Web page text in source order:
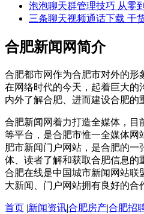
泡泡聊天群管理技巧 从零
三条聊天视频通话下载 干
合肥新闻网简介
合肥都市网作为合肥市对外的形
在网络时代的今天，起着巨大的
内外了解合肥、进而建设合肥的
合肥新闻网着力打造全媒体，目
等平台，是合肥市惟一全媒体网
肥市新闻门户网站，是合肥的
体、读者了解和获取合肥信息的
合肥在线是中国城市新闻网站联
大新闻、门户网站拥有良好的合
首页 |新闻资讯|合肥房产|合肥招